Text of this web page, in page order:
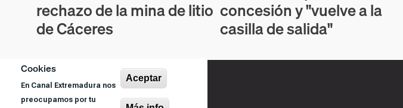
Cookies
En Canal Extremadura nos
preocupamos por tu
Aceptar
rechazo de la mina de litio
de Cáceres
concesión y "vuelve a la
casilla de salida"